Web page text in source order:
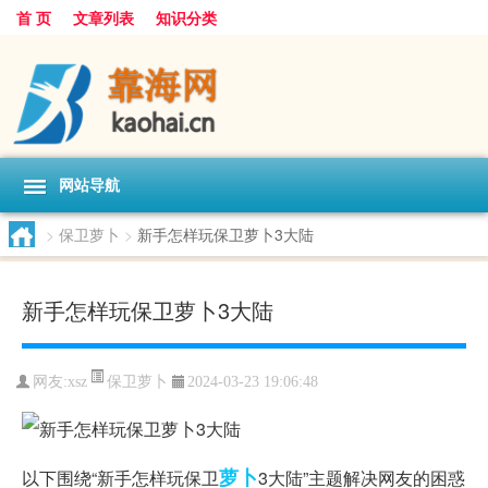
首 页 文章列表 知识分类
网站导航
> 保卫萝卜 > 新手怎样玩保卫萝卜3大陆
新手怎样玩保卫萝卜3大陆
网友:xsz 保卫萝卜 2024-03-23 19:06:48
以下围绕“新手怎样玩保卫萝卜3大陆”主题解决网友的困惑